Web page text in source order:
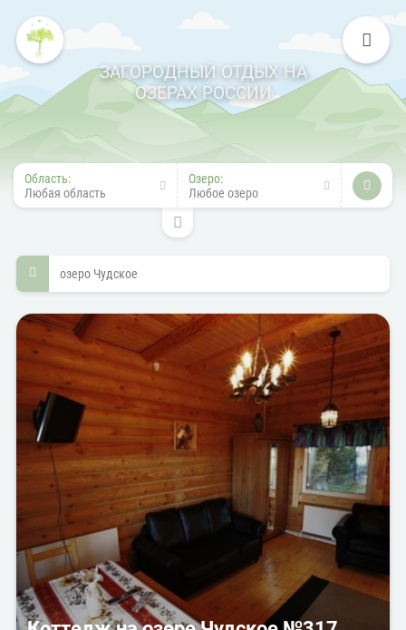
ЗАГОРОДНЫЙ ОТДЫХ НА
ОЗЁРАХ РОССИИ
Область:
Любая область
Озеро:
Любое озеро
озеро Чудское